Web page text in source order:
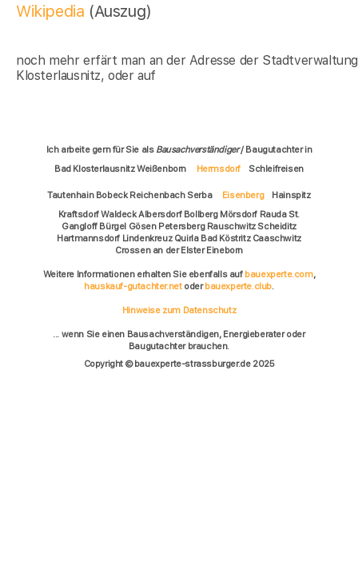
Wikipedia (Auszug)
noch mehr erfärt man an der Adresse der
Klosterlausnitz, oder auf
Ich arbeite gern für Sie als Bausachverständiger/ Baugutachter in
Bad Klosterlausnitz Weißenborn
Hermsdorf Schleifreisen
Tautenhain Bobeck Reichenbach Serba Eisenberg
Hainspitz
Kraftsdorf Waldeck Albersdorf Bollberg Mörsdorf Rauda St.
Gangloff Bürgel Gösen Petersberg Rauschwitz Scheiditz
Hartmannsdorf Lindenkreuz Quirla Bad Köstritz Caaschwitz
Crossen an der Elster Eineborn
Weitere Informationen erhalten Sie ebenfalls auf bauexperte.com,
hauskauf-gutachter.netoderbauexperte.club.
Hinweise zum Datenschutz
... wenn Sie einen Bausachverständigen, Energieberater oder
Baugutachter brauchen.
Copyright © bauexperte-strassburger.de 2025